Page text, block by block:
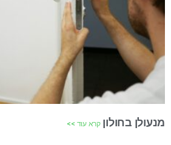
מנעולן בחולוןקרא עוד >>